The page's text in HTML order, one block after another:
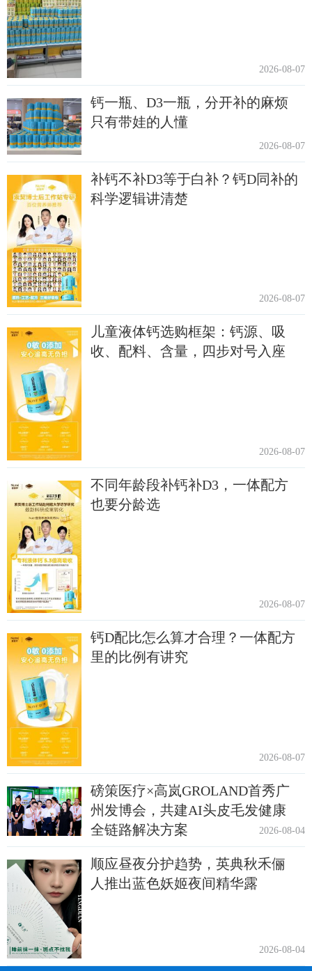
2026-08-07
钙一瓶、D3一瓶，分开补的麻烦
只有带娃的人懂
2026-08-07
补钙不补D3等于白补？钙D同补的
科学逻辑讲清楚
2026-08-07
儿童液体钙选购框架：钙源、吸
收、配料、含量，四步对号入座
2026-08-07
不同年龄段补钙补D3，一体配方
也要分龄选
2026-08-07
钙D配比怎么算才合理？一体配方
里的比例有讲究
2026-08-07
磅策医疗×高岚GROLAND首秀广
州发博会，共建AI头皮毛发健康
全链路解决方案
2026-08-04
顺应昼夜分护趋势，英典秋禾俪
人推出蓝色妖姬夜间精华露
2026-08-04